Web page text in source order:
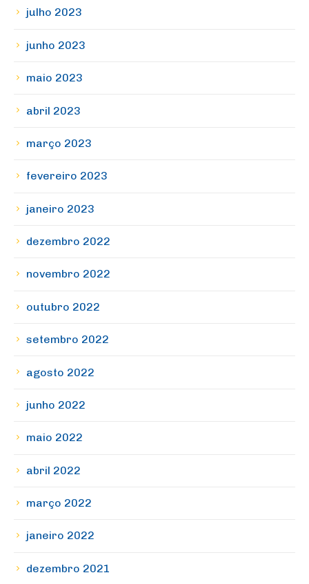
julho 2023
junho 2023
maio 2023
abril 2023
março 2023
fevereiro 2023
janeiro 2023
dezembro 2022
novembro 2022
outubro 2022
setembro 2022
agosto 2022
junho 2022
maio 2022
abril 2022
março 2022
janeiro 2022
dezembro 2021